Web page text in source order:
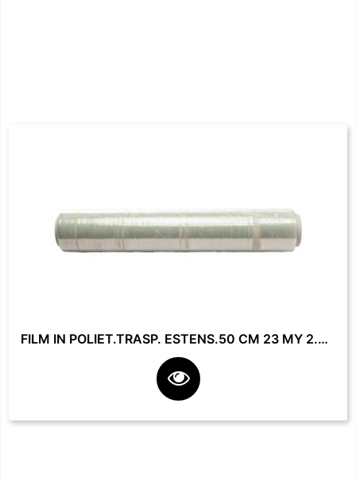
FILM IN POLIET.TRASP. ESTENS.50 CM 23 MY 2.2 KG **